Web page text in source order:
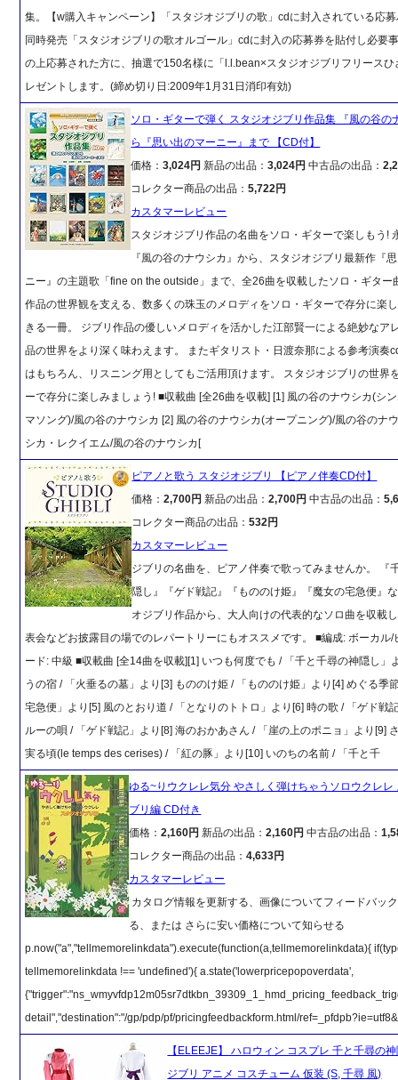
集。【w購入キャンペーン】「スタジオジブリの歌」cdに封入されている応
同時発売「スタジオジブリの歌オルゴール」cdに封入の応募券を貼付し必要
の上応募された方に、抽選で150名様に「l.l.bean×スタジオジブリフリースひ
レゼントします。(締め切り日:2009年1月31日消印有効)
ソロ・ギターで弾く スタジオジブリ作品集 『風の谷の
ら『思い出のマーニー』まで 【CD付】
価格：3,024円新品の出品：3,024円 中古品の出品：
コレクター商品の出品：5,722円
カスタマーレビュー
スタジオジブリ作品の名曲をソロ・ギターで楽しもう!
『風の谷のナウシカ』から、スタジオジブリ最新作『
ニー』の主題歌「fine on the outside」まで、全26曲を収載したソロ・ギター
作品の世界観を支える、数多くの珠玉のメロディをソロ・ギターで存分に楽
きる一冊。 ジブリ作品の優しいメロディを活かした江部賢一による絶妙なア
品の世界をより深く味わえます。 またギタリスト・日渡奈那による参考演奏
はもちろん、リスニング用としてもご活用頂けます。 スタジオジブリの世界
ーで存分に楽しみましょう! ■収載曲 [全26曲を収載] [1] 風の谷のナウシカ(シ
マソング)/風の谷のナウシカ [2] 風の谷のナウシカ(オープニング)/風の谷のナ
シカ・レクイエム/風の谷のナウシカ[
ピアノと歌う スタジオジブリ 【ピアノ伴奏CD付】
価格：2,700円新品の出品：2,700円 中古品の出品：
コレクター商品の出品：532円
カスタマーレビュー
ジブリの名曲を、ピアノ伴奏で歌ってみませんか。 『
隠し』『ゲド戦記』『もののけ姫』『魔女の宅急便』
オジブリ作品から、大人向けの代表的なソロ曲を収載
表会などお披露目の場でのレパートリーにもオススメです。 ■編成: ボーカル/
ード: 中級 ■収載曲 [全14曲を収載][1] いつも何度でも / 「千と千尋の神隠し」
うの宿 / 「火垂るの墓」より[3] もののけ姫 / 「もののけ姫」より[4] めぐる季
宅急便」より[5] 風のとおり道 / 「となりのトトロ」より[6] 時の歌 / 「ゲド戦
ルーの唄 / 「ゲド戦記」より[8] 海のおかあさん / 「崖の上のポニョ」より[9]
実る頃(le temps des cerises) / 「紅の豚」より[10] いのちの名前 / 「千と千
ゆる~りウクレレ気分 やさしく弾けちゃうソロウクレレ
ブリ編 CD付き
価格：2,160円新品の出品：2,160円 中古品の出品：
コレクター商品の出品：4,633円
カスタマーレビュー
カタログ情報を更新する、画像についてフィードバッ
る、または さらに安い価格について知らせる
p.now("a","tellmemorelinkdata").execute(function(a,tellmemorelinkdata){
tellmemorelinkdata !== 'undefined'){ a.state('lowerpricepopoverdata',
detail","destination":"/gp/pdp/pf/pricingfeedbackform.html/
【ELEEJE】 ハロウィン コスプレ 千と千尋の
ジブリ アニメ コスチューム 仮装 (S, 千尋 風)